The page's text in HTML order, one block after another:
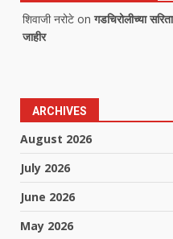
शिवाजी नरोटे onगडचिरोलीच्या
जाहीर
ARCHIVES
August 2026
July 2026
June 2026
May 2026